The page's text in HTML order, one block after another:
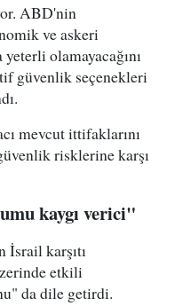
ABD'nin
ve askeri
yeterli olamayacağını
güvenlik seçenekleri
mevcut ittifaklarını
risklerine karşı
kaygı verici"
İsrail karşıtı
etkili
da dile getirdi.